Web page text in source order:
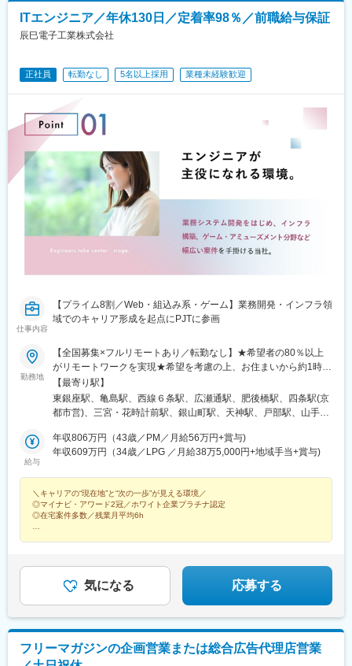
駅、大山駅(東京都)、モレラ岐阜駅、千歳駅(北海道)、卸町駅(宮城
県)、伏屋駅、吉塚駅、伊予三島駅、友部駅、花崎駅、偕楽園駅、
守谷駅、ゆめみ野駅、北春日部駅、上星川駅、善行駅、三崎口
武動物公園駅、上板橋駅、本厚木駅、亀戸水神駅、東千葉駅、高
田駅(神奈川県)、向ケ丘遊園駅、北山田駅(神奈川県)、西武柳沢
駅、川和町駅、雀宮駅、岡本駅(栃木県)、木更津駅、北松戸駅、武
里駅、栗橋駅、樅山駅、湯河原駅、松戸駅、東富岡駅、新鹿沼
駅、楡木駅、原木中山駅、東林間駅、東武宇都宮駅、秩父駅、小
竹向原駅、鶴間駅、西大島駅、新浦安駅、本蓮沼駅、相模原駅、
十条駅(東京都)、みどり台駅、東宿郷駅、江曽島駅、笠間駅、下館
駅、新守谷駅、流山おおたかの森駅、南柏駅、明大前駅、塚原
駅、瀬谷駅、北茅ケ崎駅、千葉ニュータウン中央駅、柏駅、西小
泉駅、公津の杜駅、八街駅、茂原駅、牛浜駅、藤沢駅、雑色駅、
西立川駅、北八王子駅、三鷹駅、曳舟駅、西葛西駅、逗子駅、宮
崎台駅、並木北駅、古淵駅、矢板駅、北真岡駅、伊勢原駅、淵野
辺駅、中野坂上駅、広電廿日市駅、安芸駅、土佐山田駅、大阪空
港駅(大阪モノレール)、狛江駅、芳賀台駅、学園前駅(奈良県)、上
南林間駅、志村坂上駅、駅東公園前駅、下高井戸駅、岩原駅、熊
山陽女学園前駅、球場前駅(高知県)、大江橋駅、宇都宮駅東口駅
ITエンジニア／年休130日／定着率98％／前職給与保証
辰巳電子工業株式会社
正社員 転勤なし 5名以上採用 業種未経験歓迎
仕事内容
【プライム8割／Web・組込み系・ゲーム】業務開発・インフラ領
域でのキャリア形成を起点にPJTに参画
勤務地
【全国募集×フルリモートあり／転勤なし】★希望者の80％以上
がリモートワークを実現★希望を考慮の上、お住まいから約1時間
圏内を目安に配属【関東】■東京都（東京支社）千代田区、中央
区、港区、新宿区、文京区、台東区、墨田区■神奈川県（横浜オフ
ィス）横浜市、川崎市、相模原市【東海】■愛知県（名古屋オフィ
（札幌オフィス）札幌市、旭川市、函館市、釧路市、帯広市、北
見市■宮城県（仙台オフィス）仙台市、石巻市、塩竃市、気仙沼
堺市、高槻市■京都府（京都オフィス）京都市、宇治市、亀岡市、
舞鶴市、福知山市、城陽市■兵庫県（神戸オフィス）神戸市、姫路
市、尼崎市、西宮市、明石市、宝塚市【中国・九州】■広島県（広
島オフィス）広島市、呉市、福山市、東広島市、廿日市、尾道市■
【最寄り駅】
東銀座駅、亀島駅、西線６条駅、広瀬通駅、肥後橋駅、四条駅(京
都市営)、三宮・花時計前駅、銀山町駅、天神駅、戸部駅、山手
神橋筋六丁目駅、長堀橋駅、花田口駅、西長堀駅、ＪＲ淡路駅、
昭和町駅(大阪府)、大須観音駅、中村公園駅、高岳駅、駅前駅、東
駅、松戸駅、国府台駅、柏駅、流山おおたかの森駅、南公園駅、
摩耶駅、姫路駅、大物駅、西宮駅、明石駅、宝塚駅、西線９条旭
駅、赤坂駅(福岡県)、東比恵駅、旦過駅、西鉄久留米駅、新飯塚
駅、結城駅、入地駅、二条城前駅、清水五条駅、宇治駅(奈良線)、
亀岡駅、西舞鶴駅、福知山駅、城陽駅、日赤病院前駅、広大附属
学校前駅、呉駅、福山駅、西条駅(広島県)、山陽女学園前駅、陸前
ば通駅、渡辺橋駅、烏丸駅、神戸三宮駅(阪神)、胡町駅、西鉄福岡
駅、平沼橋駅、中崎町駅、松屋町駅、妙国寺前駅、西大橋駅、文
給与
年収806万円（43歳／PM／月給56万円+賞与)
年収609万円（34歳／LPG ／月給38万5,000円+地域手当+賞与)
＼キャリアの“現在地”と“次の一歩”が見える環境／
◎マイナビ・アワード2冠／ホワイト企業プラチナ認定
◎在宅案件多数／残業月平均6h
気になる 応募する
フリーマガジンの企画営業または総合広告代理店営業